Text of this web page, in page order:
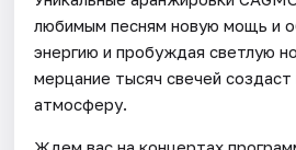
любимым песням новую мощь и
энергию и пробуждая светлую
мерцание тысяч свечей
атмосферу.